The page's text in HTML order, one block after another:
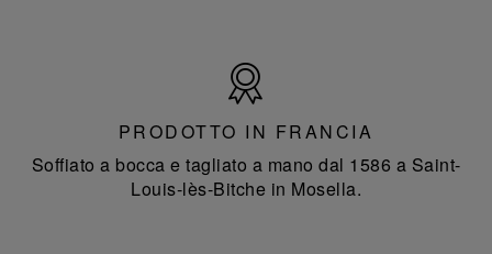
Francia
PRODOTTO IN FRANCIA
Soffiato a bocca e tagliato a mano dal 1586 a Saint-
Louis-lès-Bitche in Mosella.